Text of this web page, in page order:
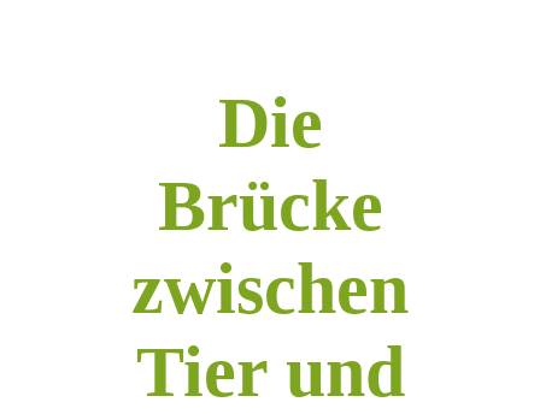
Die
Brücke
zwischen
Tier und